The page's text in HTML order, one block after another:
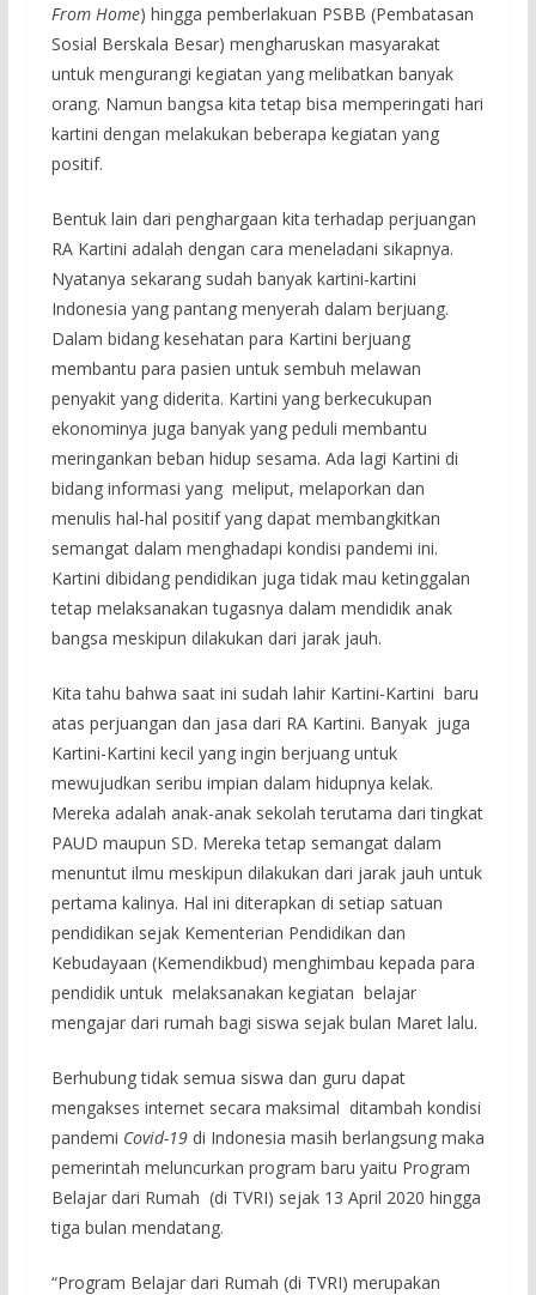
From Home) hingga pemberlakuan PSBB (Pembatasan
Sosial Berskala Besar) mengharuskan masyarakat
untuk mengurangi kegiatan yang melibatkan banyak
orang. Namun bangsa kita tetap bisa memperingati hari
kartini dengan melakukan beberapa kegiatan yang
positif.
Bentuk lain dari penghargaan kita terhadap perjuangan
RA Kartini adalah dengan cara meneladani sikapnya.
Nyatanya sekarang sudah banyak kartini-kartini
Indonesia yang pantang menyerah dalam berjuang.
Dalam bidang kesehatan para Kartini berjuang
membantu para pasien untuk sembuh melawan
penyakit yang diderita. Kartini yang berkecukupan
ekonominya juga banyak yang peduli membantu
meringankan beban hidup sesama. Ada lagi Kartini di
bidang informasi yang meliput, melaporkan dan
menulis hal-hal positif yang dapat membangkitkan
semangat dalam menghadapi kondisi pandemi ini.
Kartini dibidang pendidikan juga tidak mau ketinggalan
tetap melaksanakan tugasnya dalam mendidik anak
bangsa meskipun dilakukan dari jarak jauh.
Kita tahu bahwa saat ini sudah lahir Kartini-Kartini baru
atas perjuangan dan jasa dari RA Kartini. Banyak juga
Kartini-Kartini kecil yang ingin berjuang untuk
mewujudkan seribu impian dalam hidupnya kelak.
Mereka adalah anak-anak sekolah terutama dari tingkat
PAUD maupun SD. Mereka tetap semangat dalam
menuntut ilmu meskipun dilakukan dari jarak jauh untuk
pertama kalinya. Hal ini diterapkan di setiap satuan
pendidikan sejak Kementerian Pendidikan dan
Kebudayaan (Kemendikbud) menghimbau kepada para
pendidik untuk melaksanakan kegiatan belajar
mengajar dari rumah bagi siswa sejak bulan Maret lalu.
Berhubung tidak semua siswa dan guru dapat
mengakses internet secara maksimal ditambah kondisi
pandemi Covid-19di Indonesia masih berlangsung maka
pemerintah meluncurkan program baru yaitu Program
Belajar dari Rumah (di TVRI) sejak 13 April 2020 hingga
tiga bulan mendatang.
“Program Belajar dari Rumah (di TVRI) merupakan